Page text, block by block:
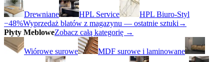
Drewniane HPL Service
HPL Biuro-Styl
−48%Wyprzedaż blatów z magazynu — ostatnie sztuki →
Płyty MebloweZobacz całą kategorię →
Wiórowe surowe MDF surowe i laminowane